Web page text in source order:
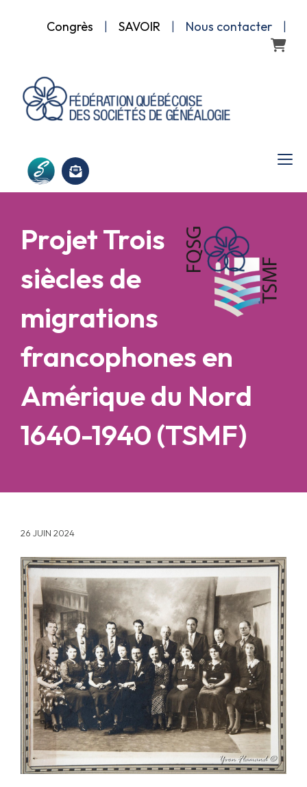
Congrès | SAVOIR | Nous contacter |
Panier
Projet Trois
siècles de
migrations
francophones en
Amérique du Nord
1640-1940 (TSMF)
26 JUIN 2024